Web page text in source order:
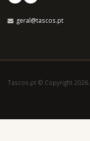
geral@tascos.pt
Tascos.pt © Copyright